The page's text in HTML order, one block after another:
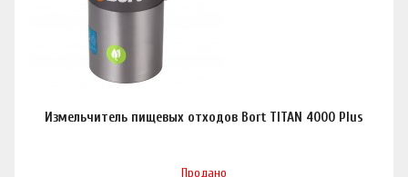
Измельчитель пищевых отходов Bort TITAN 4000 Plus
Продано